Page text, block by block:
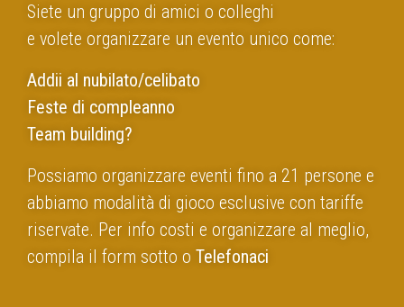
Siete un gruppo di amici o colleghi
e volete organizzare un evento unico come:
Addii al nubilato/celibato
Feste di compleanno
Team building?
Possiamo organizzare eventi fino a 21 persone e
abbiamo modalità di gioco esclusive con tariffe
riservate. Per info costi e organizzare al meglio,
compila il form sotto o Telefonaci